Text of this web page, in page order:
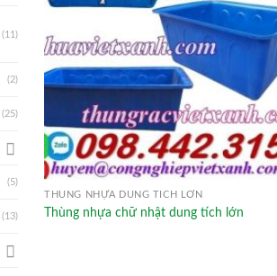
(11)
(2)
(25)
(5)
(13)
THÙNG NHỰA DUNG TÍCH LỚN
Thùng nhựa chữ nhật dung tích lớn